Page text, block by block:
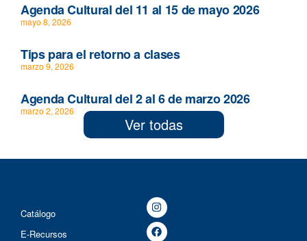
Agenda Cultural del 11 al 15 de mayo 2026
mayo 8, 2026
Tips para el retorno a clases
marzo 9, 2026
Agenda Cultural del 2 al 6 de marzo 2026
marzo 2, 2026
Ver todas
Catálogo
E-Recursos